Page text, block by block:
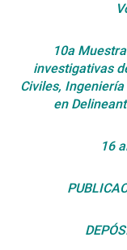
10a
investigativas
Civiles,
en
16